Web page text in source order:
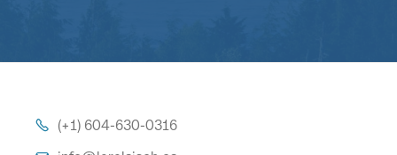
 (+1) 604-630-0316